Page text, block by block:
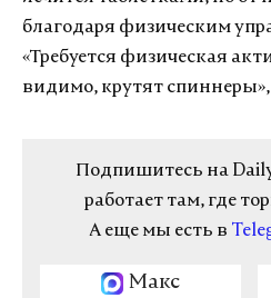
благодаря физическим
«Требуется физическая
видимо, крутят спиннеры»,
Подпишитесь на
работает там, где
А еще мы есть в
Макс